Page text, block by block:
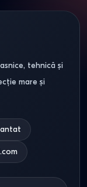
(LxAxÎ)
120х45х240
cm
tehnică și
mare și